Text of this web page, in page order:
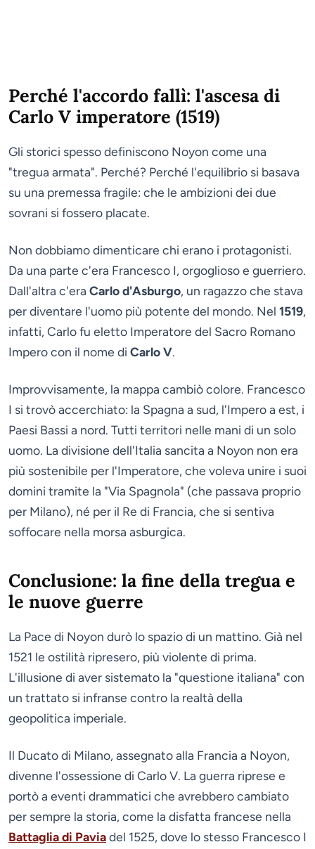
Perché l'accordo fallì: l'ascesa di
Carlo V imperatore (1519)
Gli storici spesso definiscono Noyon come una
"tregua armata". Perché? Perché l'equilibrio si basava
su una premessa fragile: che le ambizioni dei due
sovrani si fossero placate.
Non dobbiamo dimenticare chi erano i protagonisti.
Da una parte c'era Francesco I, orgoglioso e guerriero.
Dall'altra c'era Carlo d'Asburgo, un ragazzo che stava
per diventare l'uomo più potente del mondo. Nel 1519,
infatti, Carlo fu eletto Imperatore del Sacro Romano
Impero con il nome di Carlo V.
Improvvisamente, la mappa cambiò colore. Francesco
I si trovò accerchiato: la Spagna a sud, l'Impero a est, i
Paesi Bassi a nord. Tutti territori nelle mani di un solo
uomo. La divisione dell'Italia sancita a Noyon non era
più sostenibile per l'Imperatore, che voleva unire i suoi
domini tramite la "Via Spagnola" (che passava proprio
per Milano), né per il Re di Francia, che si sentiva
soffocare nella morsa asburgica.
Conclusione: la fine della tregua e
le nuove guerre
La Pace di Noyon durò lo spazio di un mattino. Già nel
1521 le ostilità ripresero, più violente di prima.
L'illusione di aver sistemato la "questione italiana" con
un trattato si infranse contro la realtà della
geopolitica imperiale.
Il Ducato di Milano, assegnato alla Francia a Noyon,
divenne l'ossessione di Carlo V. La guerra riprese e
portò a eventi drammatici che avrebbero cambiato
per sempre la storia, come la disfatta francese nella
Battaglia di Paviadel 1525, dove lo stesso Francesco I